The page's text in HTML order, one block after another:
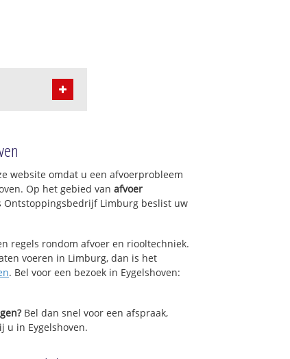
website omdat u een afvoerprobleem
Op het gebied van afvoer
Ontstoppingsbedrijf Limburg beslist uw
regels rondom afvoer en riooltechniek.
voeren in Limburg, dan is het
. Bel voor een bezoek in Eygelshoven:
Bel dan snel voor een afspraak,
u in Eygelshoven.